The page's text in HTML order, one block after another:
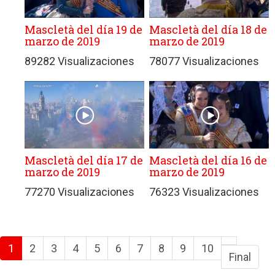
Mascletà del día 19 de
marzo de 2019
89282 Visualizaciones
Mascletà del día 18 de
marzo de 2019
78077 Visualizaciones
Mascletà del día 17 de
marzo de 2019
77270 Visualizaciones
Mascletà del día 16 de
marzo de 2019
76323 Visualizaciones
1 2 3 4 5 6 7 8 9 10
Final